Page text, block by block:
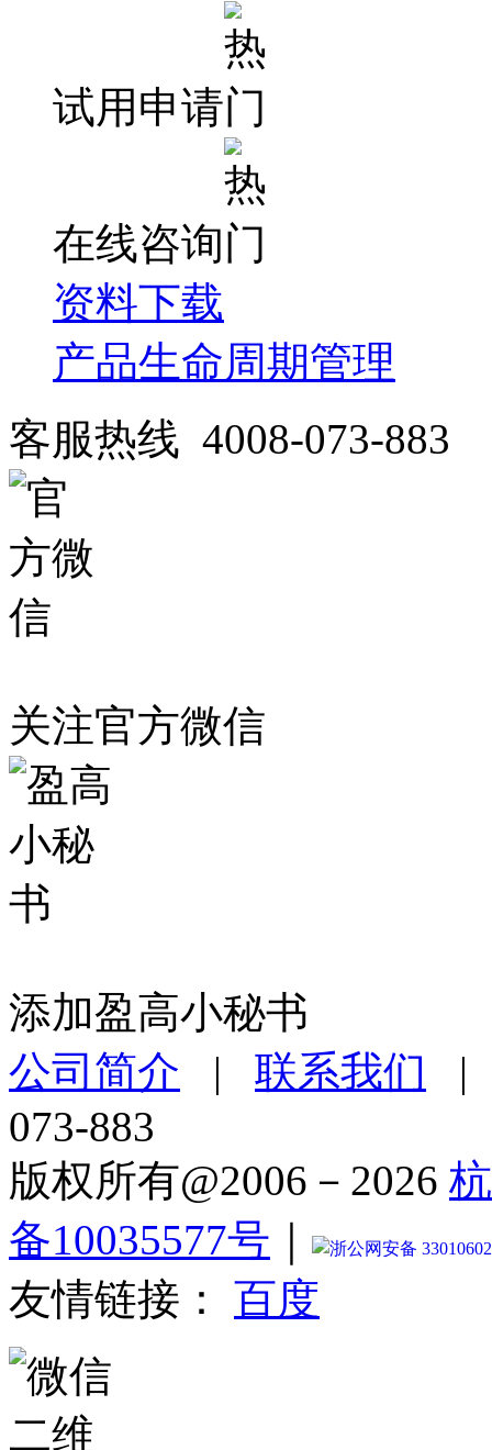
试用申请
在线咨询
资料下载
产品生命周期管理
客服热线 4008-073-883
关注官方微信
添加盈高小秘书
公司简介 | 联系我们
073-883
版权所有@2006－2026
备10035577号
浙公网安备
友情链接： 百度